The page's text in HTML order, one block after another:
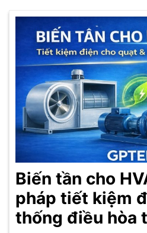
Biến tần cho
pháp tiết kiệm
thống điều hòa